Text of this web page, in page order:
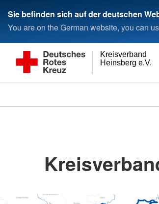
Sie befinden sich auf der deutschen
You are on the German website, you can
Heinsberg e.V.
Kreisverband